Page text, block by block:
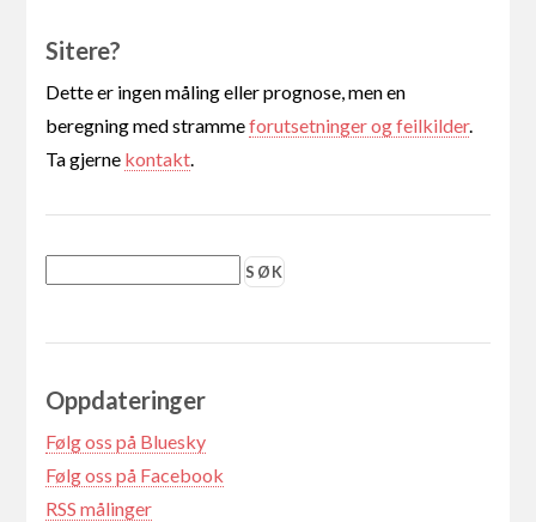
Sitere?
Dette er ingen måling eller prognose, men en
beregning med strammeforutsetninger og feilkilder.
Ta gjerne kontakt.
Oppdateringer
Følg oss på Bluesky
Følg oss på Facebook
RSS målinger